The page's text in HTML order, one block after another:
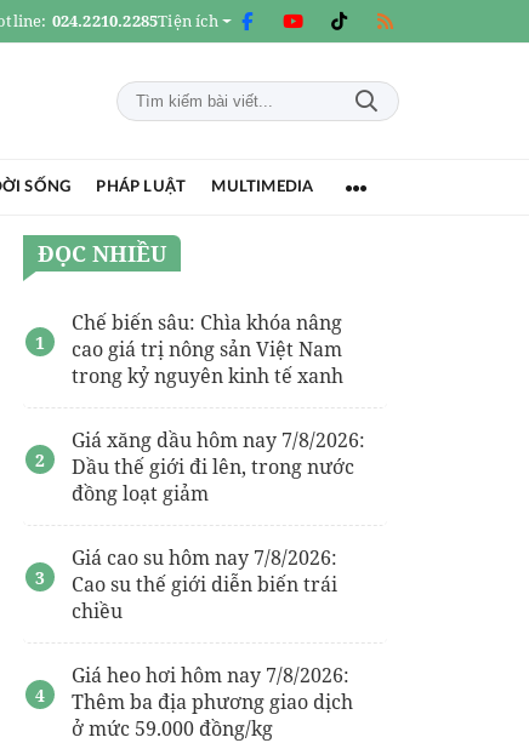
024.2210.2285Tiện ích
SỐNG PHÁP LUẬT MULTIMEDIA
ĐỌC NHIỀU
Chế biến sâu: Chìa khóa nâng
cao giá trị nông sản Việt Nam
trong kỷ nguyên kinh tế xanh
Giá xăng dầu hôm nay 7/8/2026:
Dầu thế giới đi lên, trong nước
đồng loạt giảm
Giá cao su hôm nay 7/8/2026:
Cao su thế giới diễn biến trái
chiều
Giá heo hơi hôm nay 7/8/2026:
Thêm ba địa phương giao dịch
ở mức 59.000 đồng/kg